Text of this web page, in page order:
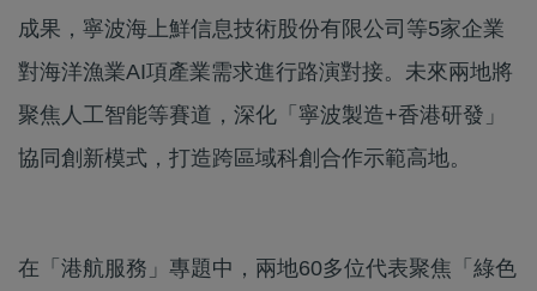
成果，寧波海上鮮信息技術股份有限公司等5家企業
對海洋漁業AI項產業需求進行路演對接。未來兩地將
聚焦人工智能等賽道，深化「寧波製造+香港研發」
協同創新模式，打造跨區域科創合作示範高地。
在「港航服務」專題中，兩地60多位代表聚焦「綠色